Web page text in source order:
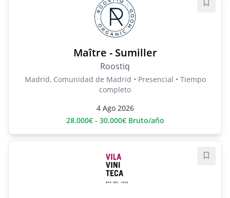
Maître - Sumiller
Roostiq
Madrid, Comunidad de Madrid • Presencial • Tiempo
completo
4 Ago 2026
28.000€ - 30.000€ Bruto/año